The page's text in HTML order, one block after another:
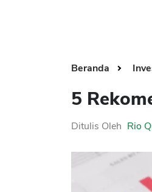
Beranda
5
Ditulis Oleh Rio